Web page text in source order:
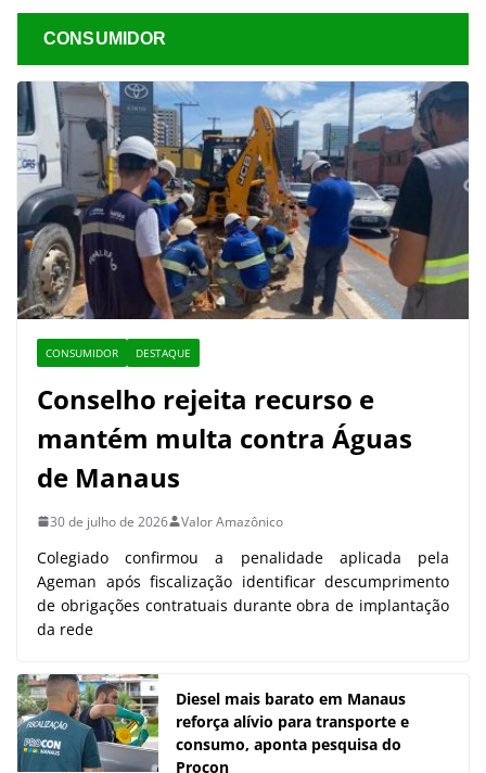
CONSUMIDOR
CONSUMIDOR DESTAQUE
Conselho rejeita recurso e
mantém multa contra Águas
de Manaus
30 de julho de 2026 Valor Amazônico
Colegiado confirmou a penalidade aplicada pela
Ageman após fiscalização identificar descumprimento
de obrigações contratuais durante obra de implantação
da rede
Diesel mais barato em Manaus
reforça alívio para transporte e
consumo, aponta pesquisa do
Procon